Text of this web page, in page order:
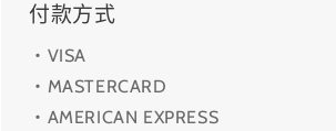
付款方式
・VISA
・MASTERCARD
・AMERICAN EXPRESS